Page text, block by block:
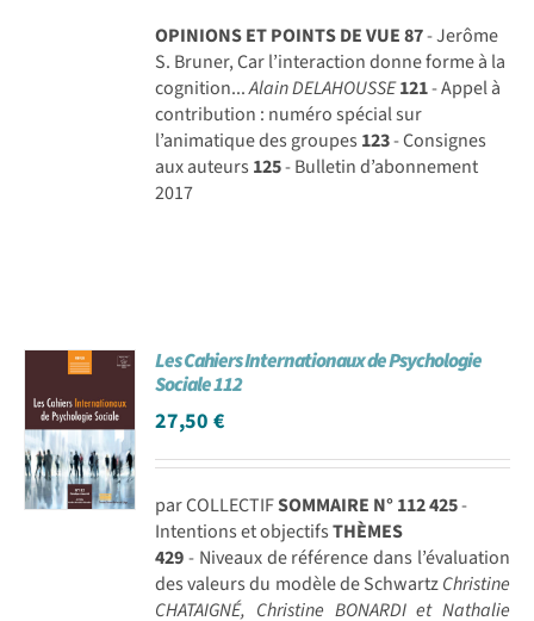
OPINIONS ET POINTS DE VUE87- Jerôme
S. Bruner, Car l’interaction donne forme à la
cognition...Alain DELAHOUSSE121- Appel à
contribution : numéro spécial sur
l’animatique des groupes 123- Consignes
aux auteurs 125- Bulletin d’abonnement
2017
Les Cahiers Internationaux de Psychologie
Sociale 112
27,50€
par COLLECTIFSOMMAIRE N° 112425-
Intentions et objectifsTHÈMES
429- Niveaux de référence dans l’évaluation
des valeurs du modèle de SchwartzChristine
CHATAIGNÉ, Christine BONARDI et Nathalie